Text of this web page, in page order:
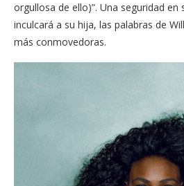
orgullosa de ello)”. Una seguridad en
inculcará a su hija, las palabras de
más conmovedoras.